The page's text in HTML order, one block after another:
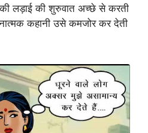
की लड़ाई की शुरुवात अच्छे से करती
कहानी उसे कमजोर कर देती